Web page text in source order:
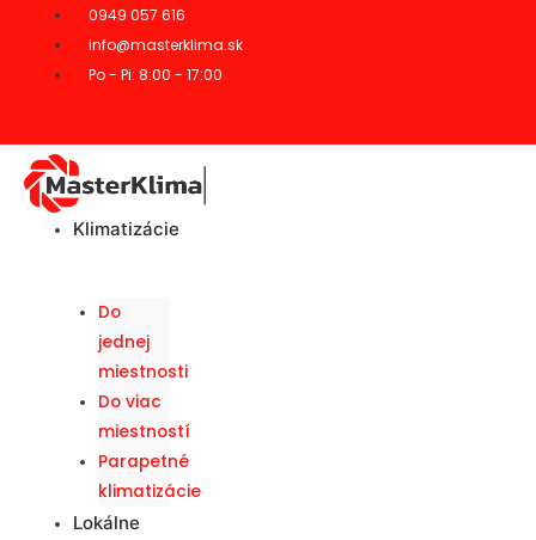
0949 057 616
info@masterklima.sk
Po - Pi: 8:00 - 17:00
Klimatizácie
Do
jednej
miestnosti
Do viac
miestností
Parapetné
klimatizácie
Lokálne